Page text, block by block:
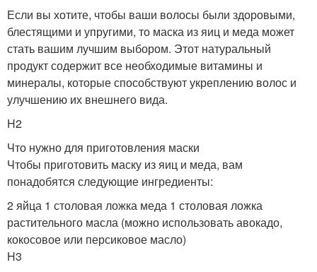
Если вы хотите, чтобы ваши волосы были здоровыми,
блестящими и упругими, то маска из яиц и меда может
стать вашим лучшим выбором. Этот натуральный
продукт содержит все необходимые витамины и
минералы, которые способствуют укреплению волос и
улучшению их внешнего вида.
H2
Что нужно для приготовления маски
Чтобы приготовить маску из яиц и меда, вам
понадобятся следующие ингредиенты:
2 яйца 1 столовая ложка меда 1 столовая ложка
растительного масла (можно использовать авокадо,
кокосовое или персиковое масло)
H3